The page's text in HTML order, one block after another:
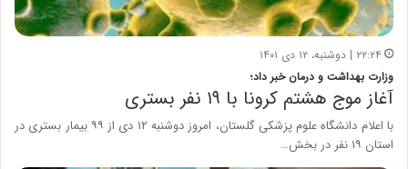
۲۲:۲۴ | دوشنبه، ۱۲ دی ۱۴۰۱
وزارت بهداشت و درمان خبر داد؛
آغاز موج هشتم کرونا با ۱۹ نفر بستری
با اعلام دانشگاه علوم پزشکی گلستان، امروز دوشنبه ۱۲ دی از ۹۹ بیمار بستری در
استان ۱۹ نفر در بخش…